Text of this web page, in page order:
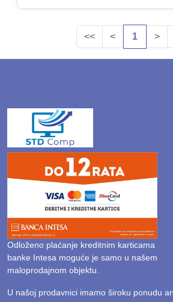
<< < 1 >
Odloženo plaćanje kreditnim karticama
banke Intesa moguće je samo u našem
maloprodajnom objektu.
U našoj prodavnici imamo široku ponudu